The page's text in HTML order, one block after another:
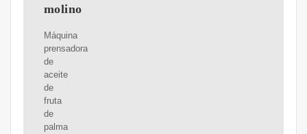
molino
Máquina
prensadora
de
aceite
de
fruta
de
palma